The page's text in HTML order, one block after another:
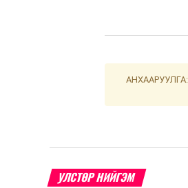
АНХААРУУЛГА:
УЛСТӨР НИЙГЭМ